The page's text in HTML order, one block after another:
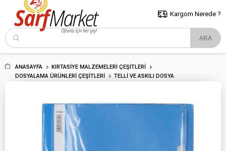
5000 TL ve Üzeri Alışverişlerde İstanbul İçi Kargo Bedava!
ve Trakya İçin Tıklayın..
Kargom Nerede ?
ANASAYFA
KIRTASIYE MALZEMELERI ÇEŞITLERI
DOSYALAMA ÜRÜNLERI ÇEŞITLERI
TELLI VE ASKILI DOSYA